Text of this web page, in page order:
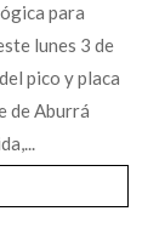
para
lunes 3 de
pico y placa
de Aburrá